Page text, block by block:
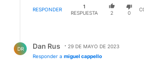
RESPONDER
1
RESPUESTA
2 0
DR Dan Rus
29 DE MAYO DE 2023
Responder a miguel cappello